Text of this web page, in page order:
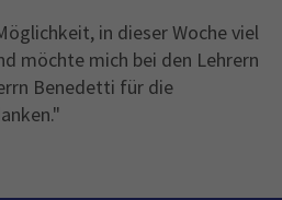
in dieser Woche viel
möchte mich bei den Lehrern
Benedetti für die